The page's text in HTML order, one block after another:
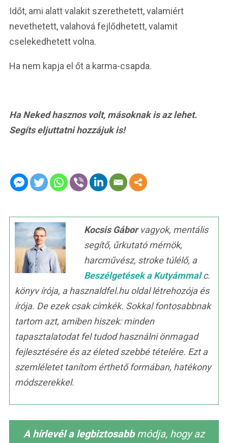
Időt, ami alatt valakit szerethetett, valamiért
nevethetett, valahová fejlődhetett, valamit
cselekedhetett volna.
Ha nem kapja el őt a karma-csapda.
Ha Neked hasznos volt, másoknak is az lehet.
Segíts eljuttatni hozzájuk is!
Kocsis Gáborvagyok, mentális
segítő, űrkutató mérnök,
harcművész, stroke túlélő, a
Beszélgetések a Kutyámmalc.
könyv írója, a hasznaldfel.hu oldal létrehozója és
írója. De ezek csak címkék. Sokkal fontosabbnak
tartom azt, amiben hiszek: minden
tapasztalatodat fel tudod használni önmagad
fejlesztésére és az életed szebbé tételére. Ezt a
szemléletet tanítom érthető formában, hatékony
módszerekkel.
A hírlevél a legbiztosabbmódja, hogy az